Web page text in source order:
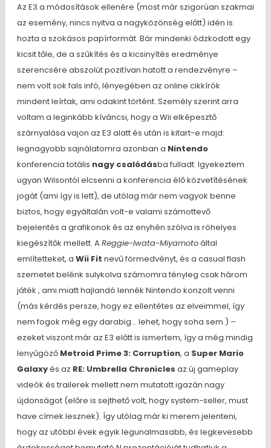
Az E3 a módosítások ellenére (most már szigorúan szakmai
az esemény, nincs nyitva a nagyközönség előtt) idén is
hozta a szokásos papírformát. Bár mindenki ódzkodott egy
kicsit tőle, de a szűkítés és a kicsinyítés eredménye
szerencsére abszolút pozitívan hatott a rendezvényre –
nem volt sok fals infó, lényegében az online cikkírók
mindent leírtak, ami odakint történt. Személy szerint arra
voltam a leginkább kíváncsi, hogy a Wii elképesztő
szárnyalása vajon az E3 alatt és után is kitart-e majd:
legnagyobb sajnálatomra azonban a Nintendo
konferencia totális nagy csalódásba fulladt. Igyekeztem
ugyan Wilsontól elcsenni a konferencia élő közvetítésének
jogát (ami így is lett), de utólag már nem vagyok benne
biztos, hogy egyáltalán volt-e valami számottevő
bejelentés a grafikonok és az enyhén szólva is röhelyes
kiegészítők mellett. AReggie-Iwata-Miyamotoáltal
említetteket, a Wii Fit nevű förmedvényt, és a casual flash
szemetet belénk sulykolva számomra tényleg csak három
játék , ami miatt hajlandó lennék Nintendo konzolt venni
(más kérdés persze, hogy ez ellentétes az elveimmel, így
nem fogok még egy darabig… lehet, hogy soha sem.) –
ezeket viszont már az E3 előtt is ismertem, így a még mindig
lenyűgöző Metroid Prime 3: Corruption, a Super Mario
Galaxyés az RE: Umbrella Chronicles az új gameplay
videók és trailerek mellett nem mutatott igazán nagy
újdonságot (előre is sejthető volt, hogy system-seller, must
have címek lesznek). Így utólag már ki merem jelenteni,
hogy az utóbbi évek egyik legunalmasabb, és legkevesebb